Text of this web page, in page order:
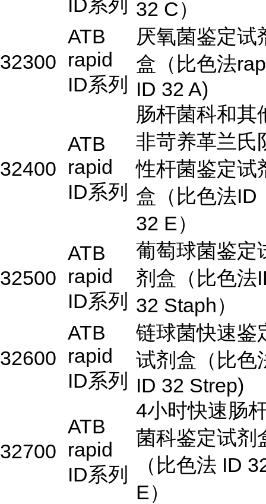
ID系列
32 C）
32300
ATB
rapid
ID系列
厌氧菌鉴定试
盒（比色法
ID 32 A)
32400
ATB
rapid
ID系列
肠杆菌科和其
非苛养革兰氏
性杆菌鉴定试
盒（比色法ID
32 E）
32500
ATB
rapid
ID系列
葡萄球菌鉴定
剂盒（比色法
32 Staph）
32600
ATB
rapid
ID系列
链球菌快速鉴
试剂盒（比色
ID 32 Strep)
32700
ATB
rapid
ID系列
4小时快速肠
菌科鉴定试剂
（比色法 ID
E）